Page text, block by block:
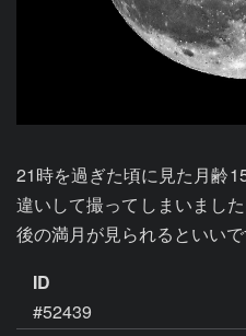
21時を過ぎた頃に見た月齢
違いして撮ってしまいまし
後の満月が見られるといいで
ID
#52439